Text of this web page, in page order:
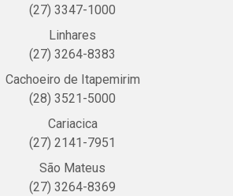
(27) 3347-1000
Linhares
(27) 3264-8383
Cachoeiro de Itapemirim
(28) 3521-5000
Cariacica
(27) 2141-7951
São Mateus
(27) 3264-8369